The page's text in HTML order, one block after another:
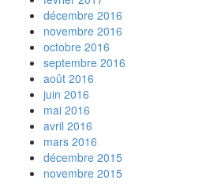
décembre 2016
novembre 2016
octobre 2016
septembre 2016
août 2016
juin 2016
mai 2016
avril 2016
mars 2016
décembre 2015
novembre 2015